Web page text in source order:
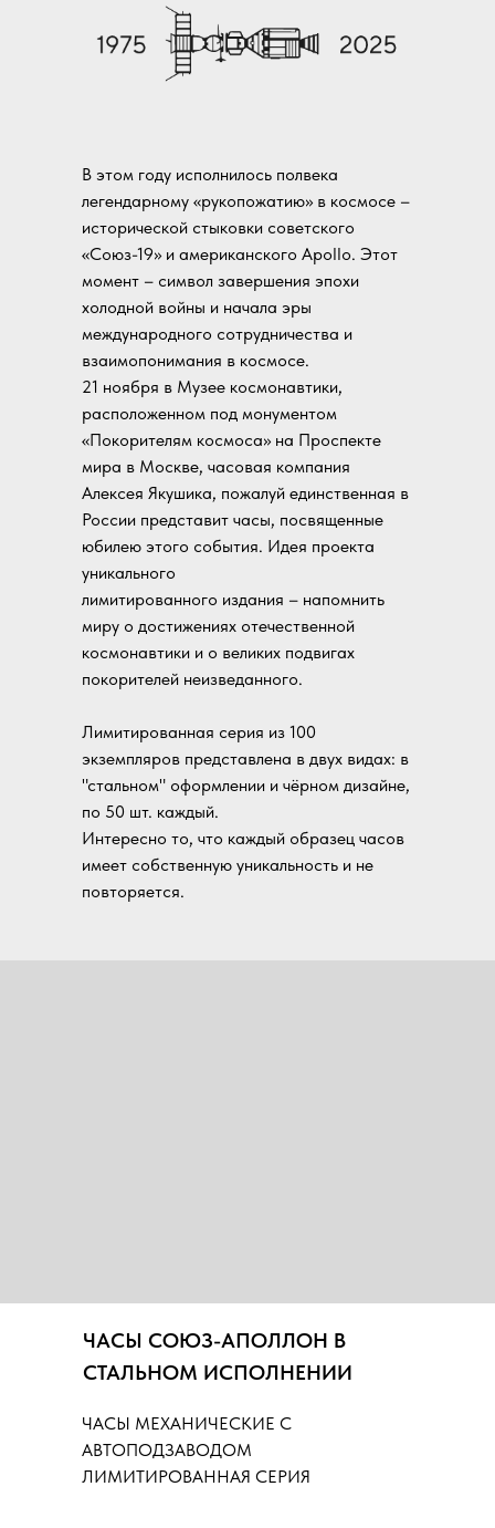
В этом году исполнилось полвека
легендарному «рукопожатию» в космосе –
исторической стыковки советского
«Союз-19» и американского Apollo. Этот
момент – символ завершения эпохи
холодной войны и начала эры
международного сотрудничества и
взаимопонимания в космосе.
21 ноября в Музее космонавтики,
расположенном под монументом
«Покорителям космоса» на Проспекте
мира в Москве, часовая компания
Алексея Якушика, пожалуй единственная в
России представит часы, посвященные
юбилею этого события. Идея проекта
уникального
лимитированного издания – напомнить
миру о достижениях отечественной
космонавтики и о великих подвигах
покорителей неизведанного.
Лимитированная серия из 100
экземпляров представлена в двух видах: в
"стальном" оформлении и чёрном дизайне,
по 50 шт. каждый.
Интересно то, что каждый образец часов
имеет собственную уникальность и не
повторяется.
ЧАСЫ МЕХАНИЧЕСКИЕ С
АВТОПОДЗАВОДОМ
ЛИМИТИРОВАННАЯ СЕРИЯ
ЧАСЫ СОЮЗ-АПОЛЛОН В
СТАЛЬНОМ ИСПОЛНЕНИИ